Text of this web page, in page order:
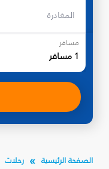
المغادرة
مسافر
1 مسافر
الصفحة الرئيسية رحلات